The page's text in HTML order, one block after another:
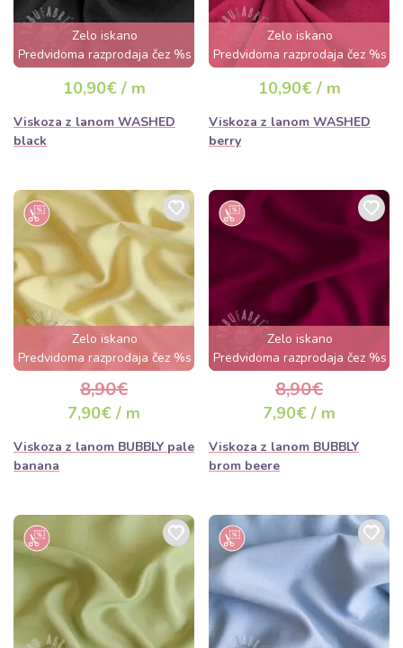
Zelo iskano
Predvidoma razprodaja čez %s
dan
10,90€ / m
Viskoza z lanom WASHED
black
Zelo iskano
Predvidoma razprodaja čez %s
dan
10,90€ / m
Viskoza z lanom WASHED
berry
Zelo iskano
Predvidoma razprodaja čez %s
dan
8,90€
7,90€ / m
Viskoza z lanom BUBBLY pale
banana
Zelo iskano
Predvidoma razprodaja čez %s
dan
8,90€
7,90€ / m
Viskoza z lanom BUBBLY
brom beere